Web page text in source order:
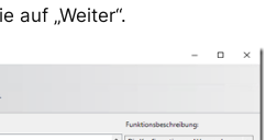
auf „Weiter“.